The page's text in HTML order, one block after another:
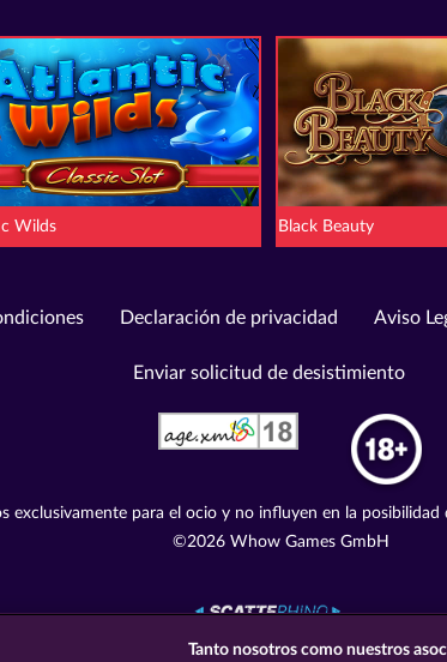
Wilds Black Beauty
Declaración de privacidad Aviso
Enviar solicitud de desistimiento
exclusivamente para el ocio y no influyen en la
©2026 Whow Games GmbH
Tanto nosotros como nuestros